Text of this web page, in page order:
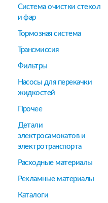
Система очистки стекол
и фар
Тормозная система
Трансмиссия
Фильтры
Насосы для перекачки
жидкостей
Прочее
Детали
электросамокатов и
электротранспорта
Расходные материалы
Рекламные материалы
Каталоги